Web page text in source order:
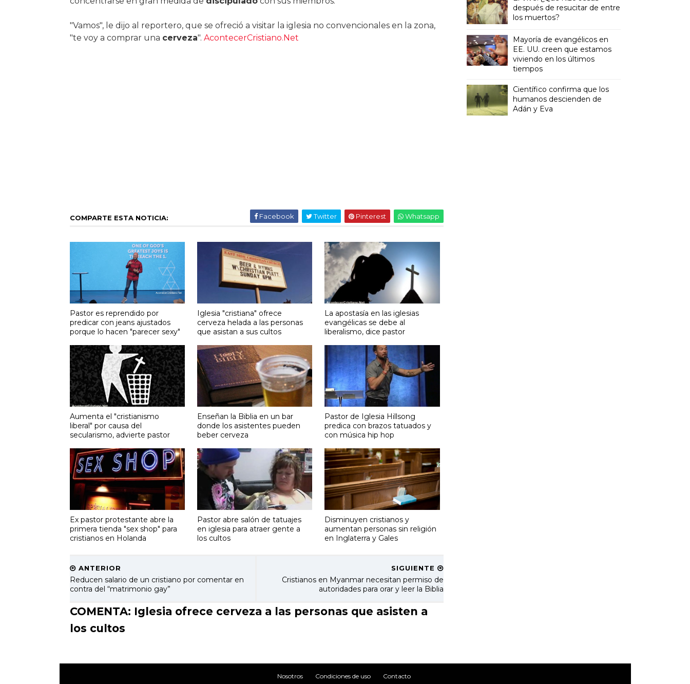
"Vamos", le dijo al reportero, que se ofreció a visitar la iglesia no convencionales en la zona,
"te voy a comprar una cerveza". AcontecerCristiano.Net
COMPARTE ESTA NOTICIA: Facebook Twitter Pinterest Whatsapp
Pastor es reprendido por
predicar con jeans ajustados
porque lo hacen "parecer sexy"
Iglesia "cristiana" ofrece
cerveza helada a las personas
que asistan a sus cultos
La apostasía en las iglesias
evangélicas se debe al
liberalismo, dice pastor
Aumenta el "cristianismo
liberal" por causa del
secularismo, advierte pastor
Enseñan la Biblia en un bar
donde los asistentes pueden
beber cerveza
Pastor de Iglesia Hillsong
predica con brazos tatuados y
con música hip hop
Ex pastor protestante abre la
primera tienda "sex shop" para
cristianos en Holanda
Pastor abre salón de tatuajes
en iglesia para atraer gente a
los cultos
Disminuyen cristianos y
aumentan personas sin religión
en Inglaterra y Gales
SIGUIENTE
Cristianos en Myanmar necesitan permiso de
autoridades para orar y leer la Biblia
ANTERIOR
Reducen salario de un cristiano por comentar en
contra del “matrimonio gay”
COMENTA: Iglesia ofrece cerveza a las personas que asisten a
los cultos
después de resucitar de entre
los muertos?
Mayoría de evangélicos en
EE. UU. creen que estamos
viviendo en los últimos
tiempos
Científico confirma que los
humanos descienden de
Adán y Eva
Nosotros Condiciones de uso Contacto